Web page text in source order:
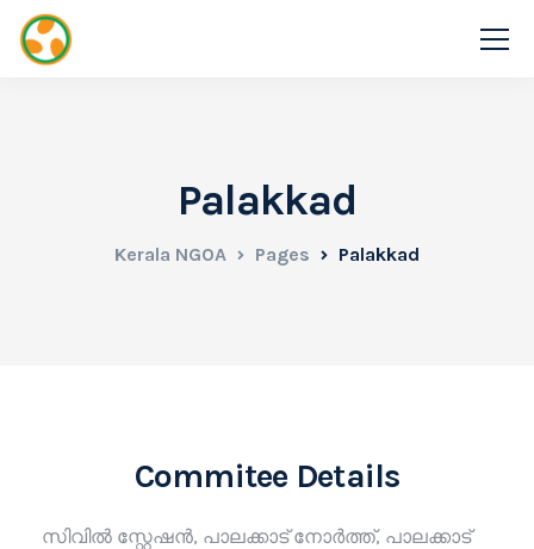
Palakkad
Kerala NGOA Pages Palakkad
Commitee Details
സിവിൽ സ്റ്റേഷൻ, പാലക്കാട് നോർത്ത്, പാലക്കാട്